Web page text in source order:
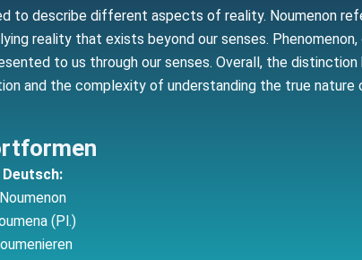
to describe different aspects of reality. Noumenon
reality that exists beyond our senses.
to us through our senses. Overall, the distinction
and the complexity of understanding the true nature
Deutsch:
Noumenon
(Pl.)